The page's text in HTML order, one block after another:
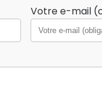
Votre e-mail